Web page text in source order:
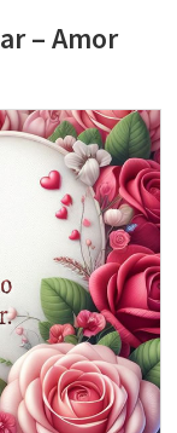
– Amor